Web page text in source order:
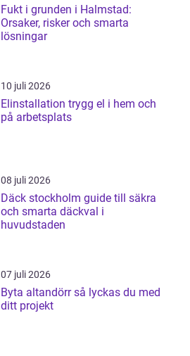
Fukt i grunden i Halmstad:
Orsaker, risker och smarta
lösningar
10 juli 2026
Elinstallation trygg el i hem och
på arbetsplats
08 juli 2026
Däck stockholm guide till säkra
och smarta däckval i
huvudstaden
07 juli 2026
Byta altandörr så lyckas du med
ditt projekt